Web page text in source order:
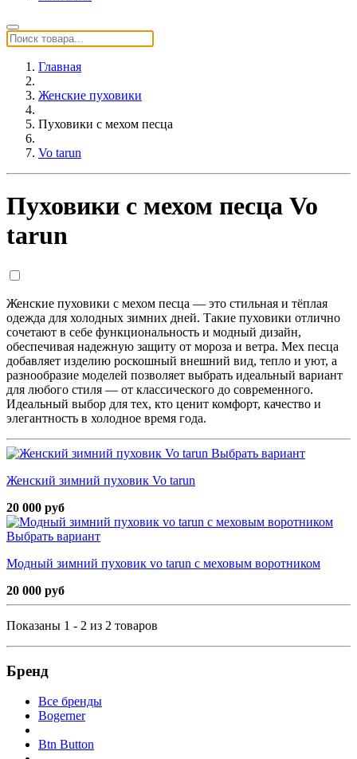
Главная
Женские пуховики
Пуховики с мехом песца
Vo tarun
Пуховики с мехом песца Vo
tarun
Женские пуховики с мехом песца — это стильная и тёплая
одежда для холодных зимних дней. Такие пуховики отлично
сочетают в себе функциональность и модный дизайн,
обеспечивая надежную защиту от мороза и ветра. Мех песца
добавляет изделию роскошный внешний вид, тепло и уют, а
разнообразие моделей позволяет выбрать идеальный вариант
для любого стиля — от классического до современного.
Идеальный выбор для тех, кто ценит комфорт, качество и
элегантность в холодное время года.
Выбрать вариант
Женский зимний пуховик Vo tarun
20 000 руб
Выбрать вариант
Модный зимний пуховик vo tarun с меховым воротником
20 000 руб
Показаны 1 - 2 из 2 товаров
Бренд
Все бренды
Bogerner
Btn Button